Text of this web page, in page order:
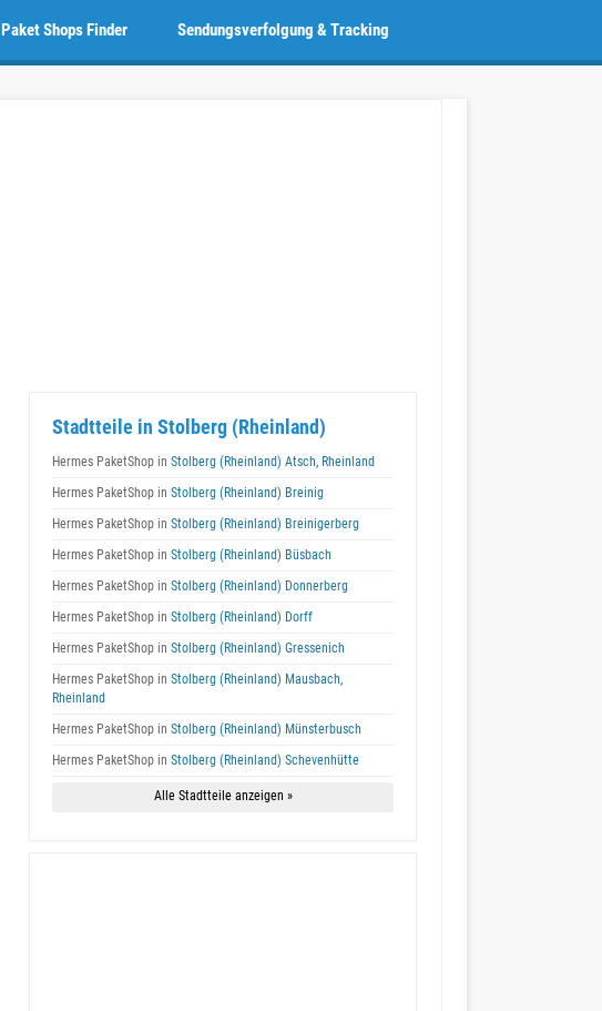
Sendungsverfolgung & Tracking
Paket Shops Finder
Stadtteile in Stolberg (Rheinland)
Hermes PaketShop in Stolberg (Rheinland) Atsch, Rheinland
Hermes PaketShop in Stolberg (Rheinland) Breinig
Hermes PaketShop in Stolberg (Rheinland) Breinigerberg
Hermes PaketShop in Stolberg (Rheinland) Büsbach
Hermes PaketShop in Stolberg (Rheinland) Donnerberg
Hermes PaketShop in Stolberg (Rheinland) Dorff
Hermes PaketShop in Stolberg (Rheinland) Gressenich
Hermes PaketShop in Stolberg (Rheinland) Mausbach,
Rheinland
Hermes PaketShop in Stolberg (Rheinland) Münsterbusch
Hermes PaketShop in Stolberg (Rheinland) Schevenhütte
Alle Stadtteile anzeigen »